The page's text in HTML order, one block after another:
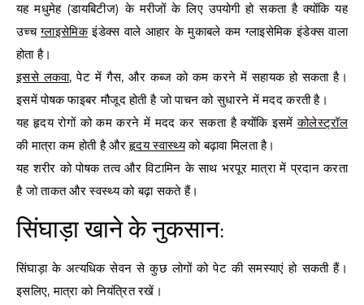
यह मधुमेह (डायबिटीज) के मरीजों के लिए उपयोगी हो सकता है क्योंकि यह
उच्चग्लाइसेमिकइंडेक्स वाले आहार के मुकाबले कम ग्लाइसेमिक इंडेक्स वाला
होता है।
इससे लकवा, पेट में गैस, और कब्ज को कम करने में सहायक हो सकता है।
इसमें पोषक फाइबर मौजूद होती है जो पाचन को सुधारने में मदद करती है।
यह हृदय रोगों को कम करने में मदद कर सकता है क्योंकि इसमेंकोलेस्ट्रॉल
की मात्रा कम होती है औरहृदय स्वास्थ्यको बढ़ावा मिलता है।
यह शरीर को पोषक तत्व और विटामिन के साथ भरपूर मात्रा में प्रदान करता
है जो ताकत और स्वस्थ्य को बढ़ा सकते हैं।
सिंघाड़ा खाने के नुकसान:
सिंघाड़ा के अत्यधिक सेवन से कुछ लोगों को पेट की समस्याएं हो सकती हैं।
इसलिए, मात्रा को नियंत्रित रखें।